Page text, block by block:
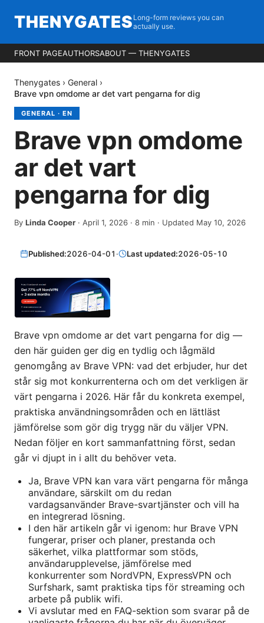
THENYGATES Long-form reviews you can
actually use.
FRONT PAGEAUTHORSABOUT — THENYGATES
Thenygates › General ›
Brave vpn omdome ar det vart pengarna for dig
GENERAL · EN
Brave vpn omdome
ar det vart
pengarna for dig
By Linda Cooper · April 1, 2026 · 8 min · Updated May 10, 2026
Published:2026-04-01 · Last updated:2026-05-10
Brave vpn omdome ar det vart pengarna for dig —
den här guiden ger dig en tydlig och lågmäld
genomgång av Brave VPN: vad det erbjuder, hur det
står sig mot konkurrenterna och om det verkligen är
värt pengarna i 2026. Här får du konkreta exempel,
praktiska användningsområden och en lättläst
jämförelse som gör dig trygg när du väljer VPN.
Nedan följer en kort sammanfattning först, sedan
går vi djupt in i allt du behöver veta.
Ja, Brave VPN kan vara värt pengarna för många
användare, särskilt om du redan
vardagsanvänder Brave-svartjänster och vill ha
en integrerad lösning.
I den här artikeln går vi igenom: hur Brave VPN
fungerar, priser och planer, prestanda och
säkerhet, vilka plattformar som stöds,
användarupplevelse, jämförelse med
konkurrenter som NordVPN, ExpressVPN och
Surfshark, samt praktiska tips för streaming och
arbete på publik wifi.
Vi avslutar med en FAQ-sektion som svarar på de